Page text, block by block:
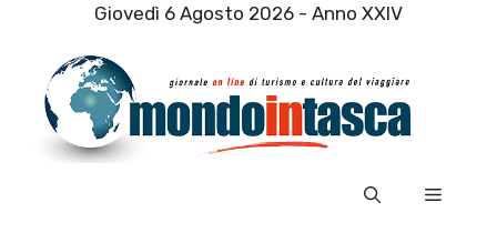
contenuto
Giovedì 6 Agosto 2026 - Anno XXIV
Menu